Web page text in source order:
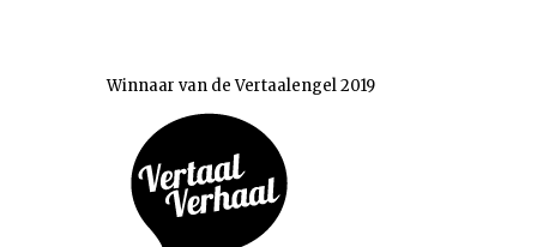
Winnaar van de Vertaalengel 2019